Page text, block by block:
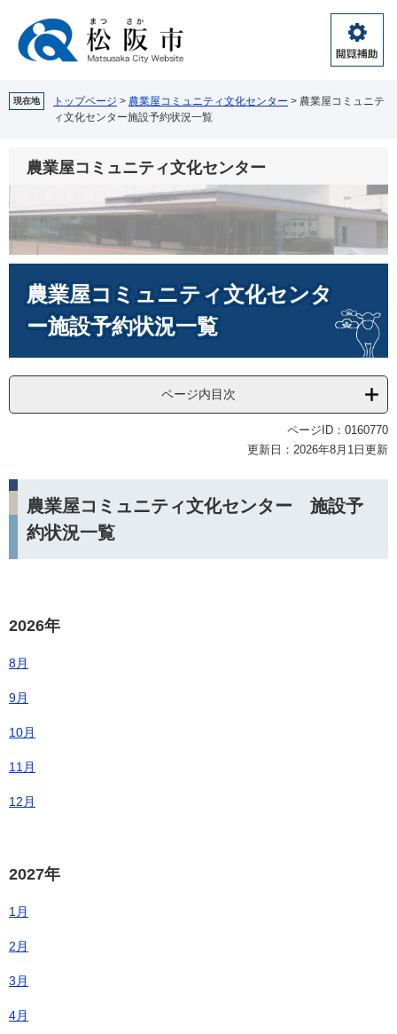
へ
閲
覧
助
現在地 トップページ > 農業屋コミュニティ文化センター > 農業屋コミュニテ
ィ文化センター施設予約状況一覧
農業屋コミュニティ文化センター
農業屋コミュニティ文化センタ
ー施設予約状況一覧
ページ内目次
ページID：0160770
更新日：2026年8月1日更新
農業屋コミュニティ文化センター 施設予
約状況一覧
2026年
8月
9月
10月
11月
12月
2027年
1月
2月
3月
4月